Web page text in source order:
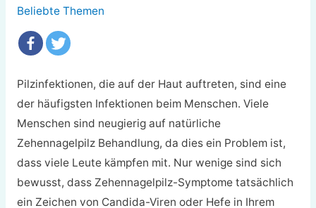
Beliebte Themen
Pilzinfektionen, die auf der Haut auftreten, sind eine
der häufigsten Infektionen beim Menschen. Viele
Menschen sind neugierig auf natürliche
Zehennagelpilz Behandlung, da dies ein Problem ist,
dass viele Leute kämpfen mit. Nur wenige sind sich
bewusst, dass Zehennagelpilz-Symptome tatsächlich
ein Zeichen von Candida-Viren oder Hefe in Ihrem